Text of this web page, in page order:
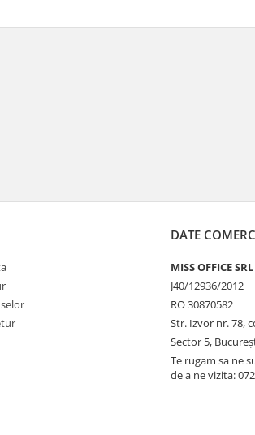
DATE
MISS OFFICE SRL
J40/12936/2012
RO 30870582
Str. Izvor nr. 78,
Sector 5,
Te rugam sa ne
de a ne vizita: